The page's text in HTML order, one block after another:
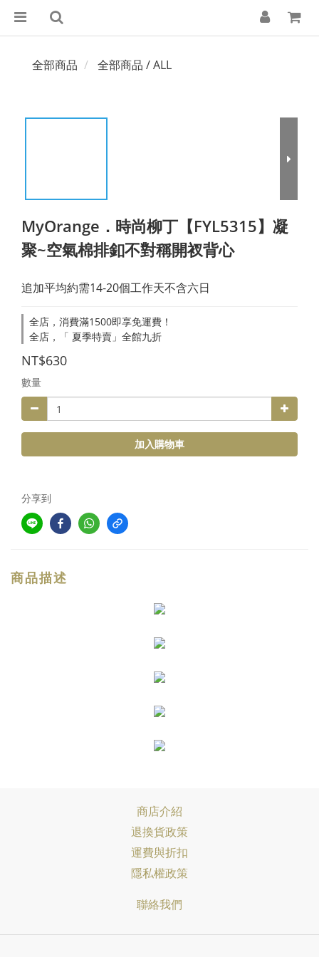
全部商品 全部商品 / ALL
MyOrange．時尚柳丁【FYL5315】凝
聚~空氣棉排釦不對稱開衩背心
追加平均約需14-20個工作天不含六日
全店，消費滿1500即享免運費！
全店，「 夏季特賣」全館九折
NT$630
數量
加入購物車
分享到
商品描述
商店介紹
退換貨政策
運費與折扣
隱私權政策
聯絡我們